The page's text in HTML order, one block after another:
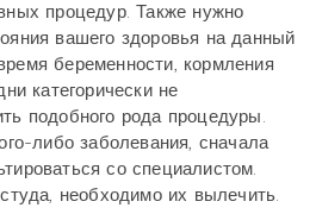
процедур. Также нужно
вашего здоровья на данный
беременности, кормления
категорически не
подобного рода процедуры.
либо заболевания, сначала
со специалистом.
необходимо их вылечить.